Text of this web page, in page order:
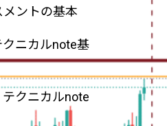
ントの基本
ニカルnote基
クニカルnote